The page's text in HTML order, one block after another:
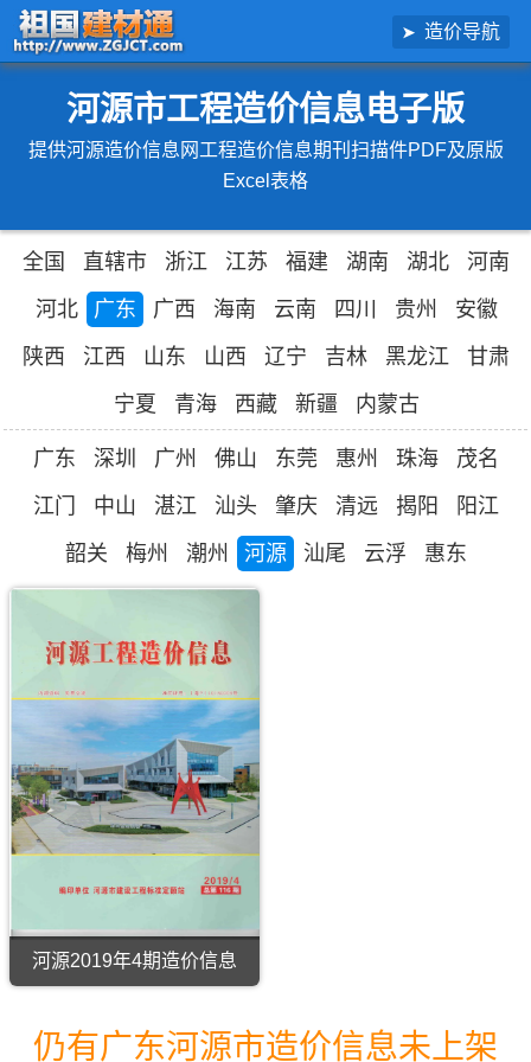
造价导航
河源市工程造价信息电子版
提供河源造价信息网工程造价信息期刊扫描件PDF及原版
Excel表格
河源2019年4期造价信息
河
仍有广东河源市造价信息未上架
全国 直辖市 浙江 江苏 福建 湖南 湖北
河南
河北
广东 广西 海南 云南 四川 贵州
安徽
陕西
江西 山东 山西 辽宁 吉林 黑龙江
甘肃
宁夏
青海 西藏 新疆 内蒙古
广东 深圳 广州 佛山 东莞 惠州 珠海
茂名
江门
中山 湛江 汕头 肇庆 清远 揭阳
阳江
韶关
梅州 潮州 河源 汕尾 云浮 惠东